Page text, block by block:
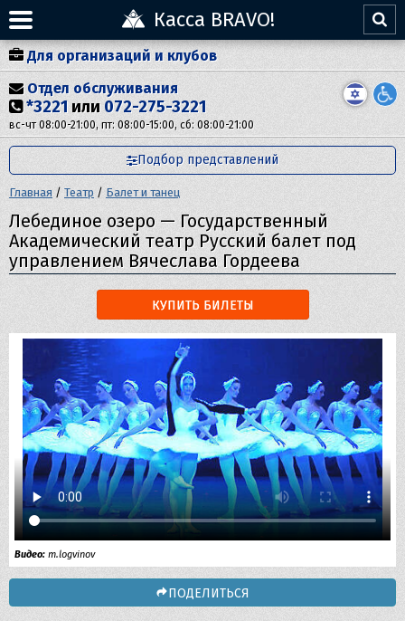
Касса BRAVO!
Для организаций и клубов
Отдел обслуживания
*3221 или 072-275-3221
вс-чт 08:00-21:00, пт: 08:00-15:00, сб: 08:00-21:00
Подбор представлений
Главная / Театр / Балет и танец
Лебединое озеро — Государственный
Академический театр Русский балет под
управлением Вячеслава Гордеева
КУПИТЬ БИЛЕТЫ
Видео: m.logvinov
ПОДЕЛИТЬСЯ